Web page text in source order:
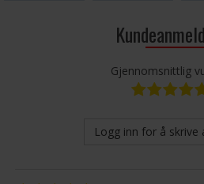
Gjennomsnittlig
Logg inn for å skrive